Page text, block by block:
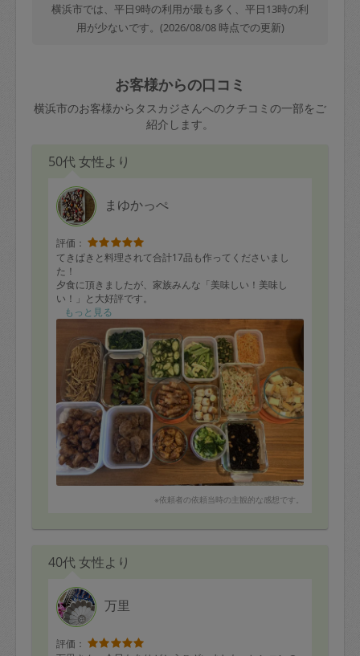
横浜市では、平日9時の利用が最も多く、平日13時の利
用が少ないです。(2026/08/08 時点での更新)
お客様からの口コミ
横浜市のお客様からタスカジさんへのクチコミの一部をご
紹介します。
50代 女性より
まゆかっぺ
評価：
てきぱきと料理されて合計17品も作ってくださいまし
た！
夕食に頂きましたが、家族みんな「美味しい！美味し
い！」と大好評です。
ハンバーグ、唐揚げ、ピーマンと茄子の炒め物、その他
お野菜を使ったお料理全て、我が家の調味料でこんな味
になる事が不思議なくらい美味しかったです。
仕事に追われていたので、すぐに食事が出来る事に感謝
です。
またぜひ来ていただきたいので、よろしくお願いしま
す。
もっと見る
※依頼者の依頼当時の主観的な感想です。
40代 女性より
万里
評価：